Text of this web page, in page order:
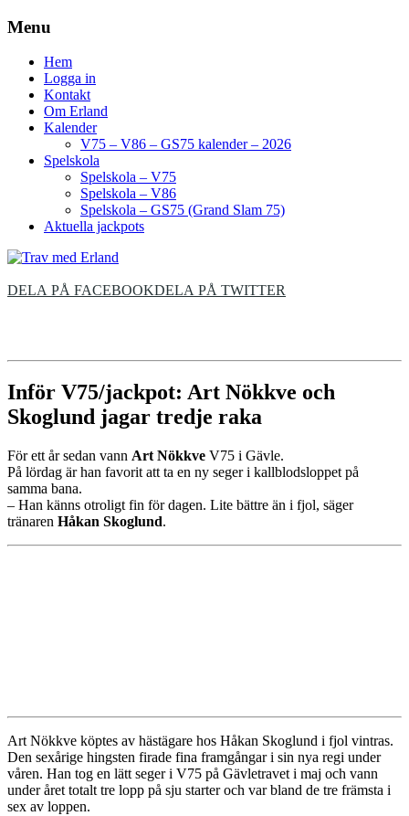
Menu
Hem
Logga in
Kontakt
Om Erland
Kalender
V75 – V86 – GS75 kalender – 2026
Spelskola
Spelskola – V75
Spelskola – V86
Spelskola – GS75 (Grand Slam 75)
Aktuella jackpots
DELA PÅ FACEBOOKDELA PÅ TWITTER
Inför V75/jackpot: Art Nökkve och
Skoglund jagar tredje raka
För ett år sedan vann Art Nökkve V75 i Gävle.
På lördag är han favorit att ta en ny seger i kallblodsloppet på
samma bana.
– Han känns otroligt fin för dagen. Lite bättre än i fjol, säger
tränaren Håkan Skoglund.
Art Nökkve köptes av hästägare hos Håkan Skoglund i fjol vintras.
Den sexårige hingsten firade fina framgångar i sin nya regi under
våren. Han tog en lätt seger i V75 på Gävletravet i maj och vann
under året totalt tre lopp på sju starter och var bland de tre främsta i
sex av loppen.